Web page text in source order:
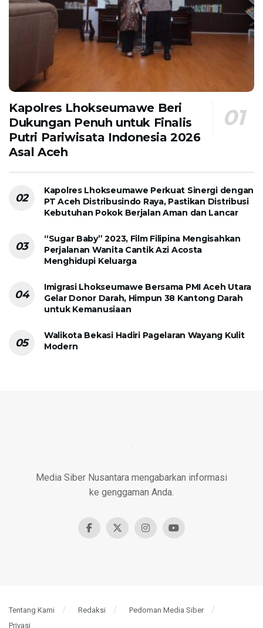
Kapolres Lhokseumawe Beri
Dukungan Penuh untuk Finalis
Putri Pariwisata Indonesia 2026
Asal Aceh
Kapolres Lhokseumawe Perkuat Sinergi dengan
PT Aceh Distribusindo Raya, Pastikan Distribusi
Kebutuhan Pokok Berjalan Aman dan Lancar
“Sugar Baby” 2023, Film Filipina Mengisahkan
Perjalanan Wanita Cantik Azi Acosta
Menghidupi Keluarga
Imigrasi Lhokseumawe Bersama PMI Aceh Utara
Gelar Donor Darah, Himpun 38 Kantong Darah
untuk Kemanusiaan
Walikota Bekasi Hadiri Pagelaran Wayang Kulit
Modern
Media Siber Nusantara mengabarkan informasi
ke genggaman Anda.
Tentang Kami Redaksi
Pedoman Media Siber
Privasi